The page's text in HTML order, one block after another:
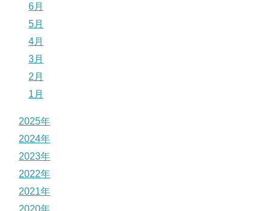
6月
5月
4月
3月
2月
1月
2025年
2024年
2023年
2022年
2021年
2020年